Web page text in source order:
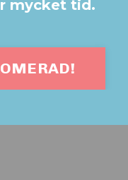
mycket tid.